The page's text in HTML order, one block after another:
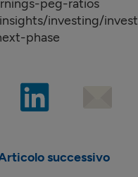
peg-ratios
investing/
phase
successivo